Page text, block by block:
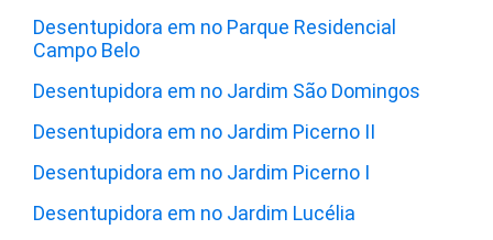
Desentupidora em no Parque Residencial
Campo Belo
Desentupidora em no Jardim São Domingos
Desentupidora em no Jardim Picerno II
Desentupidora em no Jardim Picerno I
Desentupidora em no Jardim Lucélia